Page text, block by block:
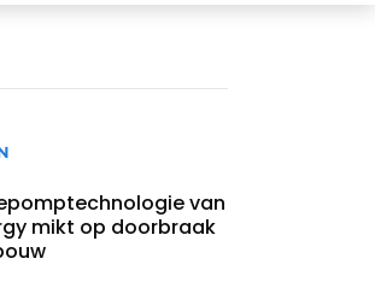
van
mikt op doorbraak